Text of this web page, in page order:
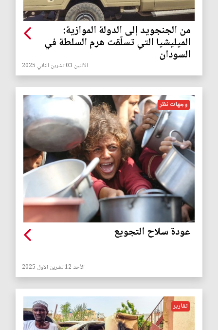
من الجنجويد إلى الدولة الموازية:
الميليشيا التي تسلّقت هرم السلطة في
السودان
الأثنين 03 تشرين الثاني 2025
وجهات نظر
عودة سلاح التجويع
الأحد 12 تشرين الاول 2025
تقارير